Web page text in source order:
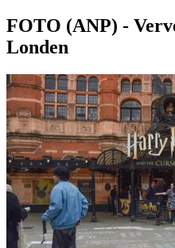
FOTO (ANP) -
Londen